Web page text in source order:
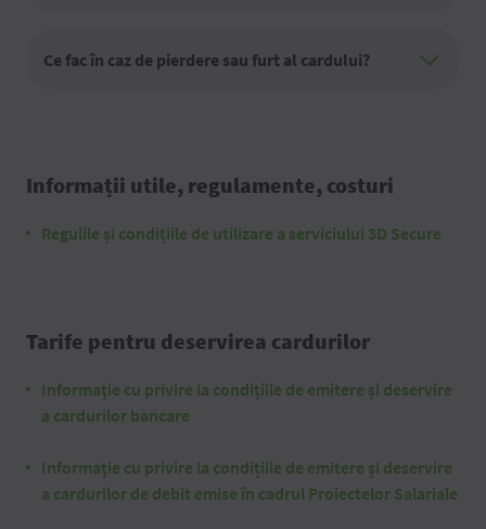
Ce fac în caz de pierdere sau furt al cardului?
Informații utile, regulamente, costuri
Regulile și condițiile de utilizare a serviciului 3D Secure
Tarife pentru deservirea cardurilor
Informaţie cu privire la condițiile de emitere și deservire
a cardurilor bancare
Informaţie cu privire la condițiile de emitere și deservire
a cardurilor de debit emise în cadrul Proiectelor Salariale